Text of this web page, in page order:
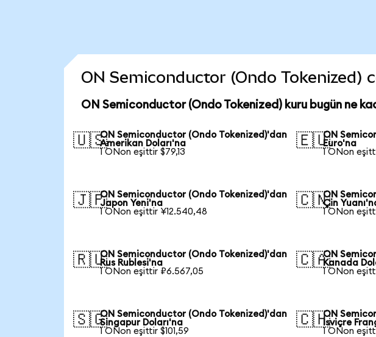
ON Semiconductor (Ondo
ON Semiconductor (Ondo Tokenized) kuru bugün ne
🇺🇸ON Semiconductor (Ondo Tokenized)'dan
Amerikan Doları'na
1 ONon eşittir $79,13
🇪🇺ON
Euro'na
1 ONon
🇯🇵ON Semiconductor (Ondo Tokenized)'dan
Japon Yeni'na
1 ONon eşittir ¥12.540,48
🇨🇳ON
Çin
1 ONon
🇷🇺ON Semiconductor (Ondo Tokenized)'dan
Rus Rublesi'na
1 ONon eşittir ₽6.567,05
🇨🇦ON
Kanada
1 ONon
🇸🇬ON Semiconductor (Ondo Tokenized)'dan
Singapur Doları'na
1 ONon eşittir $101,59
🇨🇭ON
İsviçre
1 ONon